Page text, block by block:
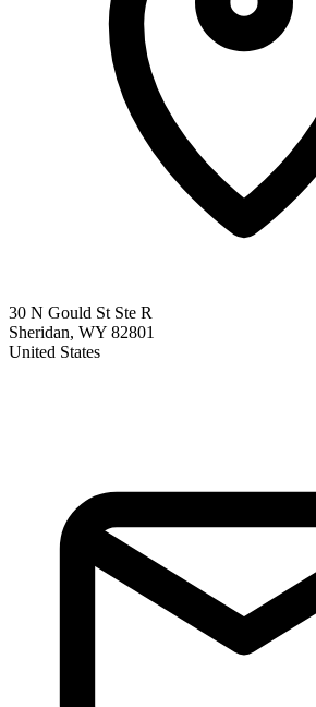
30 N Gould St Ste R
Sheridan, WY 82801
United States